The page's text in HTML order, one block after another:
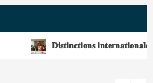
𝐃𝐢𝐬𝐭𝐢𝐧𝐜𝐭𝐢𝐨𝐧𝐬 𝐢𝐧𝐭𝐞𝐫𝐧𝐚𝐭𝐢𝐨𝐧𝐚𝐥𝐞𝐬 : 𝐥𝐞 𝐌𝐚𝐥𝐢